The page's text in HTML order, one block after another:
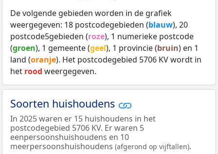
De volgende gebieden worden in de grafiek
weergegeven: 18 postcodegebieden (blauw), 20
postcode5gebieden (roze), 1 numerieke postcode
(groen), 1 gemeente (geel), 1 provincie (bruin) en 1
land (oranje). Het postcodegebied 5706 KV wordt in
het rood weergegeven.
Soorten huishoudens
In 2025 waren er 15 huishoudens in het
postcodegebied 5706 KV. Er waren 5
eenpersoonshuishoudens en 10
meerpersoonshuishoudens (afgerond op vijftallen).